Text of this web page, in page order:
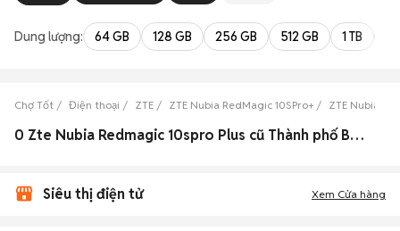
Dung lượng: 64 GB 128 GB 256 GB 512 GB 1 TB
Chợ Tốt Điện thoại ZTE ZTE Nubia RedMagic 10SPro+ ZTE Nubia
0 Zte Nubia Redmagic 10spro Plus cũ Thành phố Bến Tre, Bến Tre đẹp
Siêu thị điện tử Xem Cửa hàng